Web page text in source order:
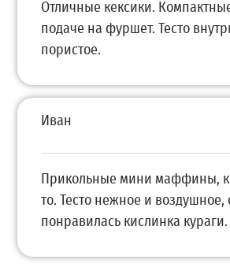
Отличные кексики.
подаче на фуршет. Тесто
пористое.
Иван
Прикольные мини маффины,
то. Тесто нежное и воздушное,
понравилась кислинка кураги.